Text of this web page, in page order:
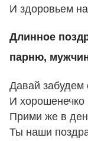
И здоровьем
Длинное
парню,
Давай забудем
И хорошенечко
Прими же в
Ты наши